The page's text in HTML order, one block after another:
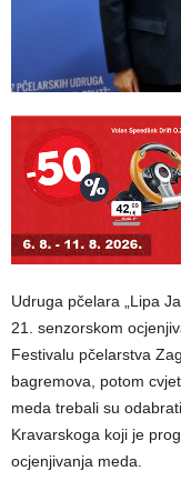
Udruga pčelara „Lipa
21. senzorskom
Festivalu pčelarstva
bagremova, potom
meda trebali su
Kravarskoga koji je
ocjenjivanja meda.